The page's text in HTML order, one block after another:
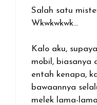
Salah satu
Wkwkwkwk…
Kalo aku,
mobil, biasanya
entah kenapa,
bawaannya
melek lama-